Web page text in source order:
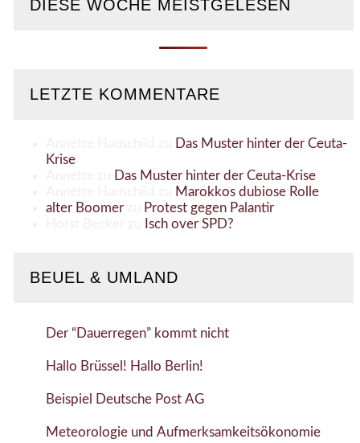
DIESE WOCHE MEISTGELESEN
LETZTE KOMMENTARE
Das Muster hinter der Ceuta-
Krise
Das Muster hinter der Ceuta-Krise
Marokkos dubiose Rolle
alter Boomerzu
Protest gegen Palantir
Isch over SPD?
BEUEL & UMLAND
Der “Dauerregen” kommt nicht
Hallo Brüssel! Hallo Berlin!
Beispiel Deutsche Post AG
Meteorologie und Aufmerksamkeitsökonomie